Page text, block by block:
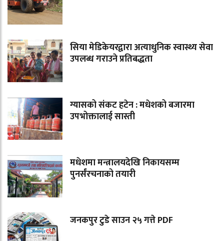
सिया मेडिकेयरद्वारा अत्याधुनिक स्वास्थ्य सेवा
उपलब्ध गराउने प्रतिबद्धता
ग्यासको संकट हटेन : मधेशको बजारमा
उपभोक्तालाई सास्ती
मधेशमा मन्त्रालयदेखि निकायसम्म
पुनर्संरचनाको तयारी
जनकपुर टुडे साउन २५ गत्ते PDF